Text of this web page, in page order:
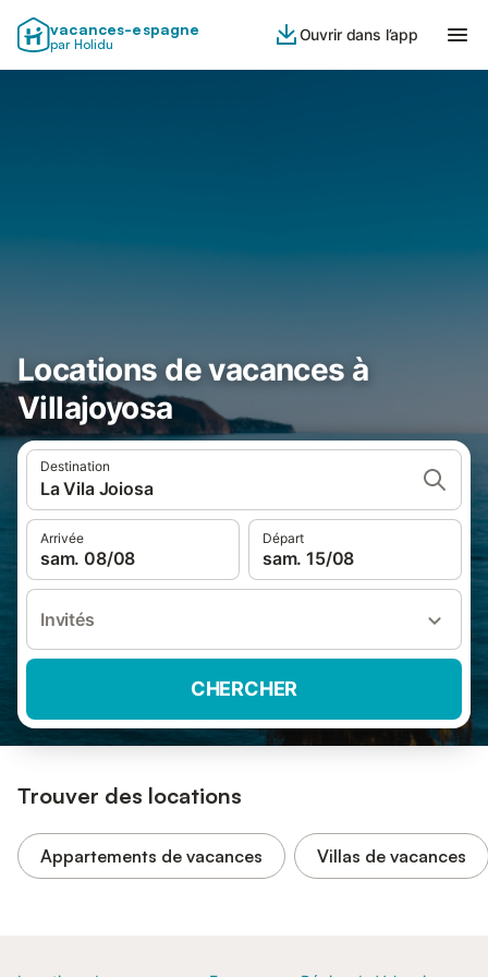
vacances-espagne
par Holidu
Ouvrir dans l’app
Locations de vacances à
Villajoyosa
Destination
La Vila Joiosa
Arrivée
sam. 08/08
Départ
sam. 15/08
Invités
CHERCHER
Trouver des locations
Appartements de vacances Villas de vacances